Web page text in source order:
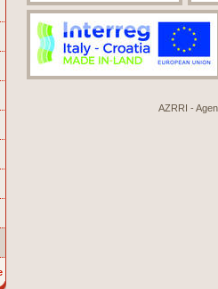
AZRRI -